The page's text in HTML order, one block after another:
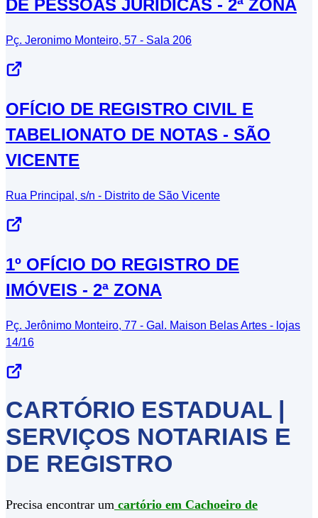
DE PESSOAS JURÍDICAS - 2ª ZONA
Pç. Jeronimo Monteiro, 57 - Sala 206
OFÍCIO DE REGISTRO CIVIL E
TABELIONATO DE NOTAS - SÃO
VICENTE
Rua Principal, s/n - Distrito de São Vicente
1º OFÍCIO DO REGISTRO DE
IMÓVEIS - 2ª ZONA
Pç. Jerônimo Monteiro, 77 - Gal. Maison Belas Artes - lojas
14/16
CARTÓRIO ESTADUAL |
SERVIÇOS NOTARIAIS E
DE REGISTRO
Precisa encontrar um cartório em Cachoeiro de